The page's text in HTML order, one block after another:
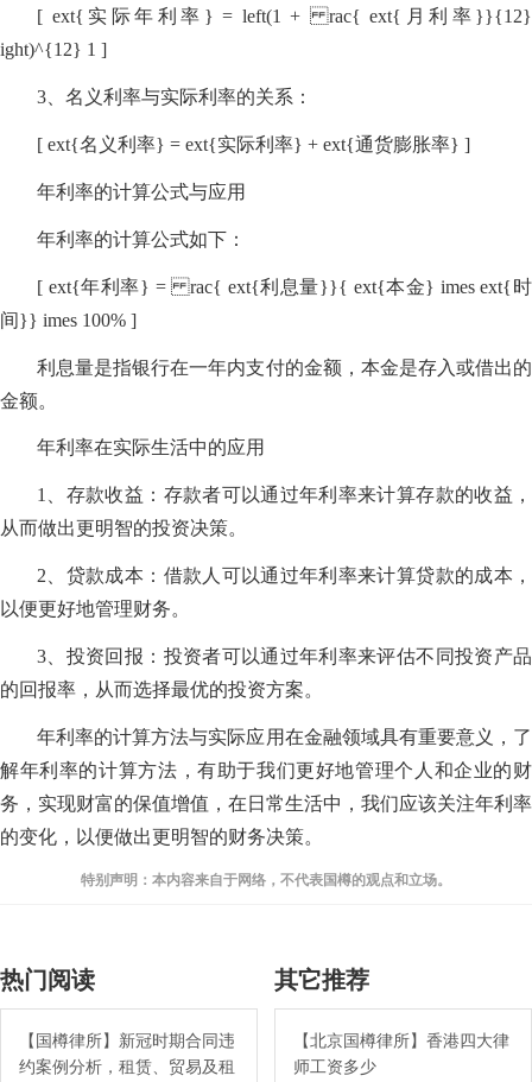
[ ext{实际年利率} = left(1 + rac{ ext{月利率}}{12}
ight)^{12} 1 ]
3、名义利率与实际利率的关系：
[ ext{名义利率} = ext{实际利率} + ext{通货膨胀率} ]
年利率的计算公式与应用
年利率的计算公式如下：
[ ext{年利率} = rac{ ext{利息量}}{ ext{本金} imes ext{时
间}} imes 100% ]
利息量是指银行在一年内支付的金额，本金是存入或借出的
金额。
年利率在实际生活中的应用
1、存款收益：存款者可以通过年利率来计算存款的收益，
从而做出更明智的投资决策。
2、贷款成本：借款人可以通过年利率来计算贷款的成本，
以便更好地管理财务。
3、投资回报：投资者可以通过年利率来评估不同投资产品
的回报率，从而选择最优的投资方案。
年利率的计算方法与实际应用在金融领域具有重要意义，了
解年利率的计算方法，有助于我们更好地管理个人和企业的财
务，实现财富的保值增值，在日常生活中，我们应该关注年利率
的变化，以便做出更明智的财务决策。
特别声明：本内容来自于网络，不代表国樽的观点和立场。
热门阅读
【国樽律所】新冠时期合同违
约案例分析，租赁、贸易及租
其它推荐
【北京国樽律所】香港四大律
师工资多少